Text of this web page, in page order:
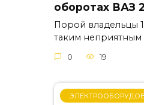
оборотах ВАЗ
Порой владельцы
таким неприятным
0 19